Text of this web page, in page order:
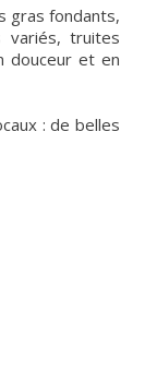
gras fondants,
variés, truites
douceur et en
: de belles